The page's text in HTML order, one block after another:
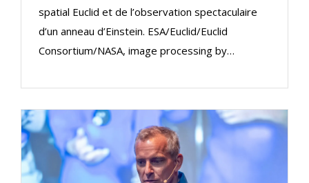
spatial Euclid et de l’observation spectaculaire
d’un anneau d’Einstein. ESA/Euclid/Euclid
Consortium/NASA, image processing by…